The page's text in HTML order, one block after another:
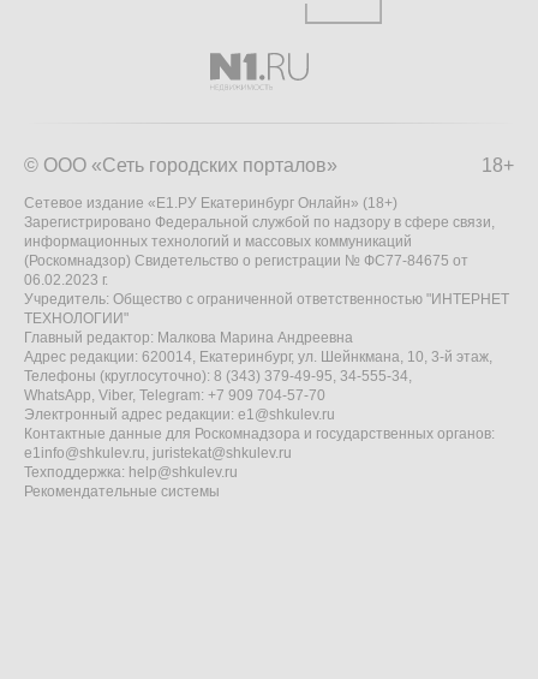
18+
© ООО «Сеть городских порталов»
Сетевое издание «Е1.РУ Екатеринбург Онлайн» (18+)
Зарегистрировано Федеральной службой по надзору в сфере связи,
информационных технологий и массовых коммуникаций
(Роскомнадзор) Свидетельство о регистрации № ФС77-84675 от
06.02.2023 г.
Учредитель: Общество с ограниченной ответственностью "ИНТЕРНЕТ
ТЕХНОЛОГИИ"
Главный редактор: Малкова Марина Андреевна
Адрес редакции: 620014, Екатеринбург, ул. Шейнкмана, 10, 3-й этаж,
Телефоны (круглосуточно): 8 (343) 379-49-95, 34-555-34,
WhatsApp, Viber, Telegram: +7 909 704-57-70
Электронный адрес редакции: e1@shkulev.ru
Контактные данные для Роскомнадзора и государственных органов:
e1info@shkulev.ru, juristekat@shkulev.ru
Техподдержка: help@shkulev.ru
Рекомендательные системы